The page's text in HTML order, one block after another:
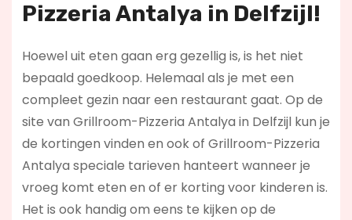
Pizzeria Antalya in Delfzijl!
Hoewel uit eten gaan erg gezellig is, is het niet
bepaald goedkoop. Helemaal als je met een
compleet gezin naar een restaurant gaat. Op de
site van Grillroom-Pizzeria Antalya in Delfzijl kun je
de kortingen vinden en ook of Grillroom-Pizzeria
Antalya speciale tarieven hanteert wanneer je
vroeg komt eten en of er korting voor kinderen is.
Het is ook handig om eens te kijken op de